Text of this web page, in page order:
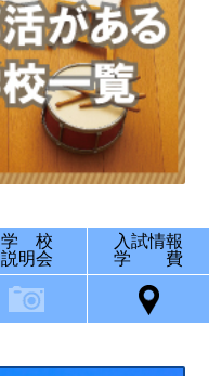
学 校
説明会
入試情報
学 費